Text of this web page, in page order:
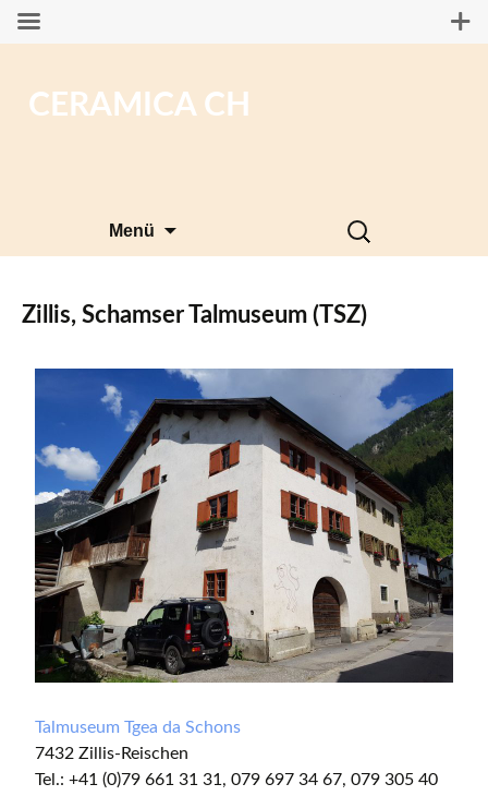
CERAMICA CH
Menü
Suchen
nach:
Zillis, Schamser Talmuseum (TSZ)
Talmuseum Tgea da Schons
7432 Zillis-Reischen
Tel.: +41 (0)79 661 31 31, 079 697 34 67, 079 305 40